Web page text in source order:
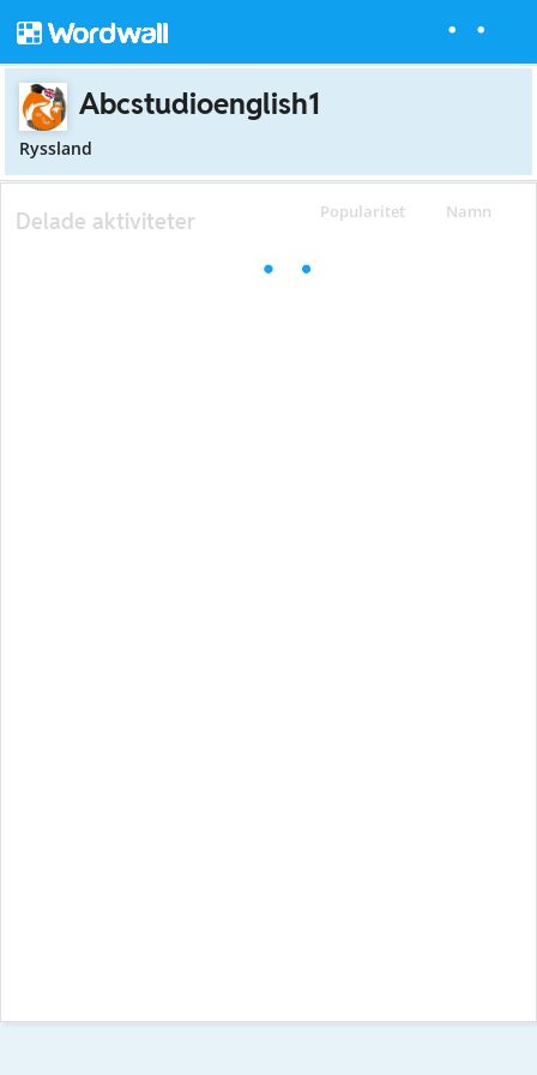
Abcstudioenglish1
Ryssland
Popularitet Namn
Delade aktiviteter